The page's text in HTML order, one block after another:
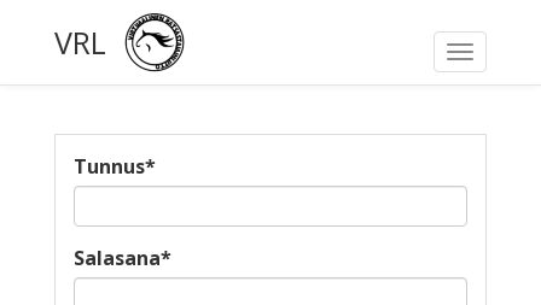
Toggle
VRL
Tunnus*
Salasana*